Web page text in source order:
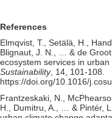
References
Elmqvist, T., Setälä, H.,
Blignaut, J. N., … & de
ecosystem services in urban
Sustainability, 14, 101-108.
https://doi.org/10.1016/
Frantzeskaki, N.,
H., Dumitru, A., … & Pintér,